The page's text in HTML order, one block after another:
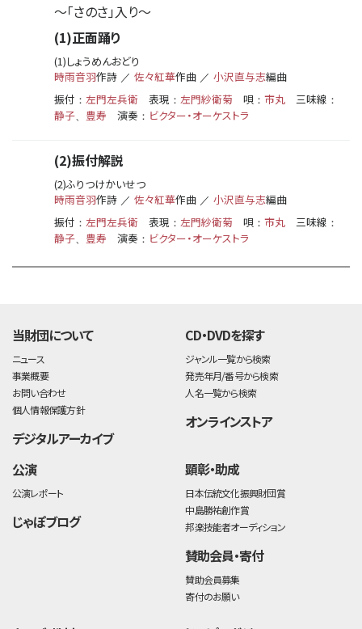
〜「さのさ」入り〜
(1)正面踊り
(1)しょうめんおどり
時雨音羽作詩 ／ 佐々紅華作曲 ／ 小沢直与志編曲
振付 ： 左門左兵衛 表現 ： 左門紗衛菊 唄 ： 市丸 三味線 ：
静子、 豊寿 演奏 ： ビクター・オーケストラ
(2)振付解説
(2)ふりつけかいせつ
時雨音羽作詩 ／ 佐々紅華作曲 ／ 小沢直与志編曲
振付 ： 左門左兵衛 表現 ： 左門紗衛菊 唄 ： 市丸 三味線 ：
静子、 豊寿 演奏 ： ビクター・オーケストラ
当財団について
ニュース
事業概要
お問い合わせ
個人情報保護方針
デジタルアーカイブ
CD・DVDを探す
ジャンル一覧から検索
発売年月/番号から検索
人名一覧から検索
オンラインストア
公演
公演レポート
じゃぽブログ
顕彰・助成
日本伝統文化振興財団賞
中島勝祐創作賞
邦楽技能者オーディション
賛助会員・寄付
賛助会員募集
寄付のお願い